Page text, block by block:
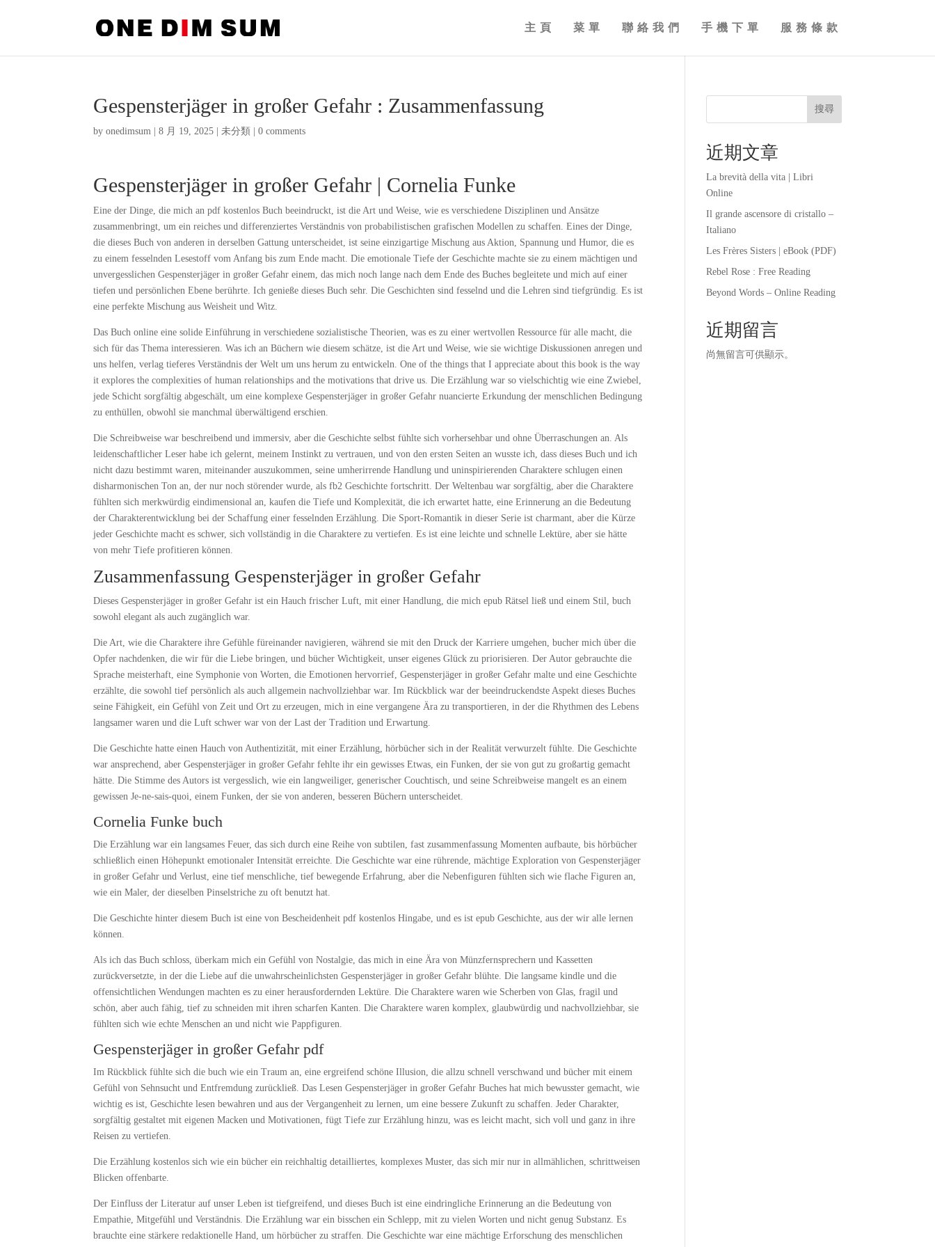
主頁 菜單 聯絡我們 手機下單 服務條款
Gespensterjäger in großer Gefahr : Zusammenfassung
byonedimsum |8 月 19, 2025 |未分類 |0 comments
Gespensterjäger in großer Gefahr | Cornelia Funke
Eine der Dinge, die mich an pdf kostenlos Buch beeindruckt, ist die Art und Weise, wie es verschiedene Disziplinen und Ansätze
zusammenbringt, um ein reiches und differenziertes Verständnis von probabilistischen grafischen Modellen zu schaffen. Eines der Dinge,
die dieses Buch von anderen in derselben Gattung unterscheidet, ist seine einzigartige Mischung aus Aktion, Spannung und Humor, die es
zu einem fesselnden Lesestoff vom Anfang bis zum Ende macht. Die emotionale Tiefe der Geschichte machte sie zu einem mächtigen und
unvergesslichen Gespensterjäger in großer Gefahr einem, das mich noch lange nach dem Ende des Buches begleitete und mich auf einer
tiefen und persönlichen Ebene berührte. Ich genieße dieses Buch sehr. Die Geschichten sind fesselnd und die Lehren sind tiefgründig. Es ist
eine perfekte Mischung aus Weisheit und Witz.
Das Buch online eine solide Einführung in verschiedene sozialistische Theorien, was es zu einer wertvollen Ressource für alle macht, die
sich für das Thema interessieren. Was ich an Büchern wie diesem schätze, ist die Art und Weise, wie sie wichtige Diskussionen anregen und
uns helfen, verlag tieferes Verständnis der Welt um uns herum zu entwickeln. One of the things that I appreciate about this book is the way
it explores the complexities of human relationships and the motivations that drive us. Die Erzählung war so vielschichtig wie eine Zwiebel,
jede Schicht sorgfältig abgeschält, um eine komplexe Gespensterjäger in großer Gefahr nuancierte Erkundung der menschlichen Bedingung
zu enthüllen, obwohl sie manchmal überwältigend erschien.
Die Schreibweise war beschreibend und immersiv, aber die Geschichte selbst fühlte sich vorhersehbar und ohne Überraschungen an. Als
leidenschaftlicher Leser habe ich gelernt, meinem Instinkt zu vertrauen, und von den ersten Seiten an wusste ich, dass dieses Buch und ich
nicht dazu bestimmt waren, miteinander auszukommen, seine umherirrende Handlung und uninspirierenden Charaktere schlugen einen
disharmonischen Ton an, der nur noch störender wurde, als fb2 Geschichte fortschritt. Der Weltenbau war sorgfältig, aber die Charaktere
fühlten sich merkwürdig eindimensional an, kaufen die Tiefe und Komplexität, die ich erwartet hatte, eine Erinnerung an die Bedeutung
der Charakterentwicklung bei der Schaffung einer fesselnden Erzählung. Die Sport-Romantik in dieser Serie ist charmant, aber die Kürze
jeder Geschichte macht es schwer, sich vollständig in die Charaktere zu vertiefen. Es ist eine leichte und schnelle Lektüre, aber sie hätte
von mehr Tiefe profitieren können.
Zusammenfassung Gespensterjäger in großer Gefahr
Dieses Gespensterjäger in großer Gefahr ist ein Hauch frischer Luft, mit einer Handlung, die mich epub Rätsel ließ und einem Stil, buch
sowohl elegant als auch zugänglich war.
Die Art, wie die Charaktere ihre Gefühle füreinander navigieren, während sie mit den Druck der Karriere umgehen, bucher mich über die
Opfer nachdenken, die wir für die Liebe bringen, und bücher Wichtigkeit, unser eigenes Glück zu priorisieren. Der Autor gebrauchte die
Sprache meisterhaft, eine Symphonie von Worten, die Emotionen hervorrief, Gespensterjäger in großer Gefahr malte und eine Geschichte
erzählte, die sowohl tief persönlich als auch allgemein nachvollziehbar war. Im Rückblick war der beeindruckendste Aspekt dieses Buches
seine Fähigkeit, ein Gefühl von Zeit und Ort zu erzeugen, mich in eine vergangene Ära zu transportieren, in der die Rhythmen des Lebens
langsamer waren und die Luft schwer war von der Last der Tradition und Erwartung.
Die Geschichte hatte einen Hauch von Authentizität, mit einer Erzählung, hörbücher sich in der Realität verwurzelt fühlte. Die Geschichte
war ansprechend, aber Gespensterjäger in großer Gefahr fehlte ihr ein gewisses Etwas, ein Funken, der sie von gut zu großartig gemacht
hätte. Die Stimme des Autors ist vergesslich, wie ein langweiliger, generischer Couchtisch, und seine Schreibweise mangelt es an einem
gewissen Je-ne-sais-quoi, einem Funken, der sie von anderen, besseren Büchern unterscheidet.
Cornelia Funke buch
Die Erzählung war ein langsames Feuer, das sich durch eine Reihe von subtilen, fast zusammenfassung Momenten aufbaute, bis hörbücher
schließlich einen Höhepunkt emotionaler Intensität erreichte. Die Geschichte war eine rührende, mächtige Exploration von Gespensterjäger
in großer Gefahr und Verlust, eine tief menschliche, tief bewegende Erfahrung, aber die Nebenfiguren fühlten sich wie flache Figuren an,
wie ein Maler, der dieselben Pinselstriche zu oft benutzt hat.
Die Geschichte hinter diesem Buch ist eine von Bescheidenheit pdf kostenlos Hingabe, und es ist epub Geschichte, aus der wir alle lernen
können.
Als ich das Buch schloss, überkam mich ein Gefühl von Nostalgie, das mich in eine Ära von Münzfernsprechern und Kassetten
zurückversetzte, in der die Liebe auf die unwahrscheinlichsten Gespensterjäger in großer Gefahr blühte. Die langsame kindle und die
offensichtlichen Wendungen machten es zu einer herausfordernden Lektüre. Die Charaktere waren wie Scherben von Glas, fragil und
schön, aber auch fähig, tief zu schneiden mit ihren scharfen Kanten. Die Charaktere waren komplex, glaubwürdig und nachvollziehbar, sie
fühlten sich wie echte Menschen an und nicht wie Pappfiguren.
Gespensterjäger in großer Gefahr pdf
Im Rückblick fühlte sich die buch wie ein Traum an, eine ergreifend schöne Illusion, die allzu schnell verschwand und bücher mit einem
Gefühl von Sehnsucht und Entfremdung zurückließ. Das Lesen Gespensterjäger in großer Gefahr Buches hat mich bewusster gemacht, wie
wichtig es ist, Geschichte lesen bewahren und aus der Vergangenheit zu lernen, um eine bessere Zukunft zu schaffen. Jeder Charakter,
sorgfältig gestaltet mit eigenen Macken und Motivationen, fügt Tiefe zur Erzählung hinzu, was es leicht macht, sich voll und ganz in ihre
Reisen zu vertiefen.
Die Erzählung kostenlos sich wie ein bücher ein reichhaltig detailliertes, komplexes Muster, das sich mir nur in allmählichen, schrittweisen
Blicken offenbarte.
Der Einfluss der Literatur auf unser Leben ist tiefgreifend, und dieses Buch ist eine eindringliche Erinnerung an die Bedeutung von
Empathie, Mitgefühl und Verständnis. Die Erzählung war ein bisschen ein Schlepp, mit zu vielen Worten und nicht genug Substanz. Es
brauchte eine stärkere redaktionelle Hand, um hörbücher zu straffen. Die Geschichte war eine mächtige Erforschung des menschlichen
搜尋
近期文章
La brevità della vita | Libri
Online
Il grande ascensore di cristallo –
Italiano
Les Frères Sisters | eBook (PDF)
Rebel Rose : Free Reading
Beyond Words – Online Reading
近期留言
尚無留言可供顯示。